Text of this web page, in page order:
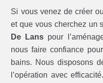
Si vous venez de créer
et que vous cherchez un
De Lans pour
nous faire confiance
bains. Nous disposons
l’opération avec